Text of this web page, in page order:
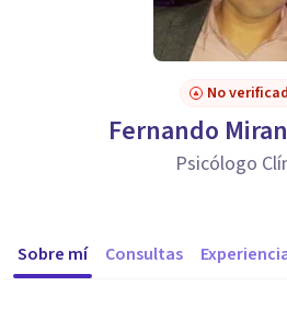
No
Fernando
Psicólogo
Sobre mí Consultas